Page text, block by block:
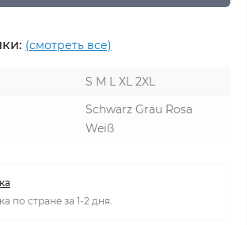
(смотреть все)
S M L XL 2XL
Schwarz Grau Rosa
Weiß
по стране за 1-2 дня.